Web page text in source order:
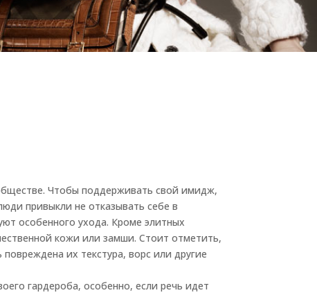
Чтобы поддерживать свой имидж,
привыкли не отказывать себе в
особенного ухода. Кроме элитных
кожи или замши. Стоит отметить,
их текстура, ворс или другие
гардероба, особенно, если речь идет